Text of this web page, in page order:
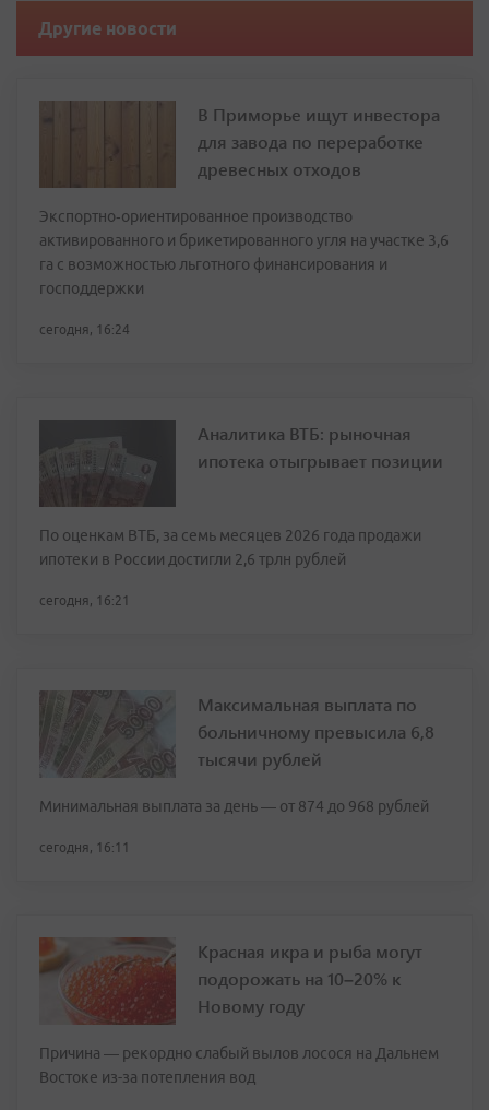
Другие новости
В Приморье ищут инвестора
для завода по переработке
древесных отходов
Экспортно‑ориентированное производство
активированного и брикетированного угля на участке 3,6
га с возможностью льготного финансирования и
господдержки
сегодня, 16:24
Аналитика ВТБ: рыночная
ипотека отыгрывает позиции
По оценкам ВТБ, за семь месяцев 2026 года продажи
ипотеки в России достигли 2,6 трлн рублей
сегодня, 16:21
Максимальная выплата по
больничному превысила 6,8
тысячи рублей
Минимальная выплата за день — от 874 до 968 рублей
сегодня, 16:11
Красная икра и рыба могут
подорожать на 10–20% к
Новому году
Причина — рекордно слабый вылов лосося на Дальнем
Востоке из-за потепления вод